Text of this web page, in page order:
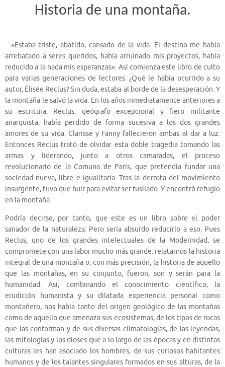
Historia de una montaña.
«Estaba triste, abatido, cansado de la vida. El destino me había
arrebatado a seres queridos, había arruinado mis proyectos, había
reducido a la nada mis esperanzas». Así comienza este libro de culto
para varias generaciones de lectores. ¿Qué le había ocurrido a su
autor, Élisée Reclus? Sin duda, estaba al borde de la desesperación. Y
la montaña le salvó la vida. En los años inmediatamente anteriores a
su escritura, Reclus, geógrafo excepcional y fiero militante
anarquista, había perdido de forma sucesiva a los dos grandes
amores de su vida: Clarisse y Fanny fallecieron ambas al dar a luz.
Entonces Reclus trató de olvidar esta doble tragedia tomando las
armas y liderando, junto a otros camaradas, el proceso
revolucionario de la Comuna de París, que pretendía fundar una
sociedad nueva, libre e igualitaria. Tras la derrota del movimiento
insurgente, tuvo que huir para evitar ser fusilado. Y encontró refugio
en la montaña.
Podría decirse, por tanto, que este es un libro sobre el poder
sanador de la naturaleza. Pero sería absurdo reducirlo a eso. Pues
Reclus, uno de los grandes intelectuales de la Modernidad, se
compromete con una labor mucho más grande: relatarnos la historia
integral de una montaña o, con más precisión, la historia de aquello
que las montañas, en su conjunto, fueron, son y serán para la
humanidad. Así, combinando el conocimiento científico, la
erudición humanista y su dilatada experiencia personal como
montañero, nos habla tanto del origen geológico de las montañas
como de aquello que amenaza sus ecosistemas, de los tipos de rocas
que las conforman y de sus diversas climatologías, de las leyendas,
las mitologías y los dioses que a lo largo de las épocas y en distintas
culturas les han asociado los hombres, de sus curiosos habitantes
humanos y de los talantes singulares formados en sus alturas, de la